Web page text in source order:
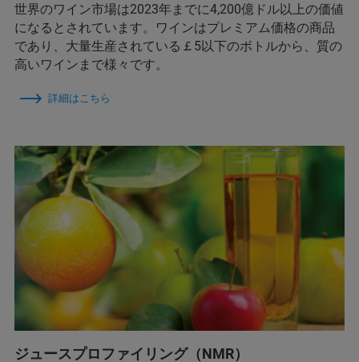
世界のワイン市場は2023年までに4,200億ドル以上の価値
になるとされています。ワインはプレミアム価格の商品
であり、大量生産されている￡5以下のボトルから、質の
高いワインまで様々です。
詳細はこちら
ジュースプロファイリング（NMR）